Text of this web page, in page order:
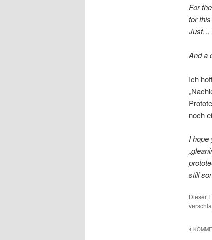
For
for
Just…
And a
Ich
noch
I hope
still
Dieser
4